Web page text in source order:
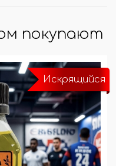
покупают
Искрящийся